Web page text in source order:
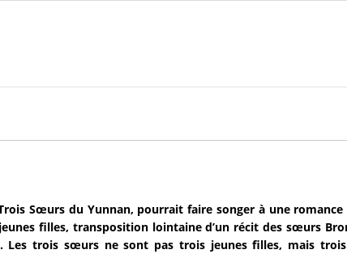
Sœurs du Yunnan, pourrait faire songer à une romance
filles, transposition lointaine d’un récit des sœurs
Les trois sœurs ne sont pas trois jeunes filles, mais